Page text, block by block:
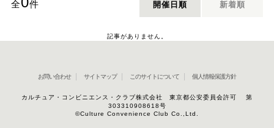
全 件 開催日順 新着順
記事がありません。
お問い合わせ サイトマップ このサイトについて 個人情報保護方針
カルチュア・コンビニエンス・クラブ株式会社 東京都公安委員会許可 第
303310908618号
©Culture Convenience Club Co.,Ltd.